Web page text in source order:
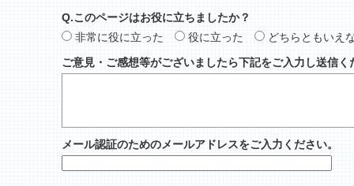
Q.このページはお役に立ちましたか？
非常に役に立った
役に立った
どちらともいえ
ご意見・ご感想等がございましたら下記をご入力し送信く
メール認証のためのメールアドレスをご入力ください。